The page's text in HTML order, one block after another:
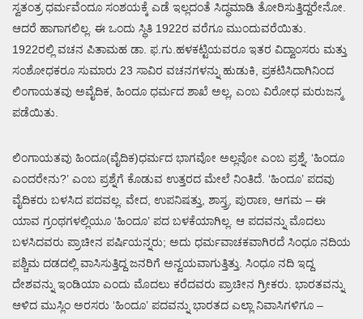
ಸ್ವತಂತ್ರ ಧರ್ಮವೆಂದೂ ಸಂಶಯಕ್ಕೆ ಎಡೆ ಇಲ್ಲದಂತೆ ಸಿದ್ಧಮಾಡಿ ತೋರಿಸುತ್ತಿದ್ದರೇನೋ.
ಆದರೆ ಹಾಗಾಗಲಿಲ್ಲ. ಈ ಒಂದು ಸ್ಥಿತಿ 1922ರ ವರೆಗೂ ಮುಂದುವರೆಯಿತು.
1922ರಲ್ಲಿ ವಚನ ಪಿತಾಮಹ ಡಾ. ಫ.ಗು.ಹಳಕಟ್ಟಿಯವರೂ ಇತರ ವಿದ್ವಾಂಸರು ಮತ್ತು
ಸಂಶೋಧಕರೂ ಸುಮಾರು 23 ಸಾವಿರ ವಚನಗಳನ್ನು ಹುಡುಕಿ, ಪ್ರಕಟಿಸಿದಾಗಿನಿಂದ
ಲಿಂಗಾಯತವು ಅವೈದಿಕ, ಹಿಂದೂ ಧರ್ಮದ ಶಾಖೆ ಅಲ್ಲ, ಎಂಬ ವಿರೋಧ ಮರುಜನ್ಮ
ಪಡೆಯಿತು.
ಲಿಂಗಾಯತವು ಹಿಂದೂ(ವೈದಿಕ)ಧರ್ಮದ ಭಾಗವೋ ಅಲ್ಲವೋ ಎಂಬ ಪ್ರಶ್ನೆ, ‘ಹಿಂದೂ
ಎಂದರೇನು?’ ಎಂಬ ಪ್ರಶ್ನೆಗೆ ಕೊಡುವ ಉತ್ತರದ ಮೇಲೆ ನಿಂತಿದೆ. ‘ಹಿಂದೂ’ ಪದವು
ವೈದಿಕರು ಬಳಸಿದ ಪದವಲ್ಲ. ವೇದ, ಉಪನಿಷತ್ತು, ಶಾಸ್ತ್ರ, ಪುರಾಣ, ಆಗಮ – ಈ
ಯಾವ ಗ್ರಂಥಗಳಲ್ಲಿಯೂ ‘ಹಿಂದೂ’ ಪದ ಬಳಕೆಯಾಗಿಲ್ಲ. ಆ ಪದವನ್ನು ಮೊದಲು
ಬಳಸಿದವರು ಪ್ರಾಚೀನ ಪರ್ಷಿಯನ್ನರು; ಅದು ಧರ್ಮವಾಚಕವಾಗಿರದೆ ಸಿಂಧೂ ನದಿಯ
ಪಶ್ಚಿಮ ದಡದಲ್ಲಿ ವಾಸಿಸುತ್ತಿದ್ದ ಜನರಿಗೆ ಅನ್ವಯವಾಗುತ್ತಿತ್ತು. ಸಿಂಧೂ ನದಿ ಇದ್ದ
ದೇಶವನ್ನು ಇಂಡಿಯಾ ಎಂದು ಮೊದಲು ಕರೆದವರು ಪ್ರಾಚೀನ ಗ್ರೀಕರು. ಭಾರತವನ್ನು
ಆಳಿದ ಮುಸ್ಲಿಂ ಅರಸರು ‘ಹಿಂದೂ’ ಪದವನ್ನು ಭಾರತದ ಎಲ್ಲಾ ನಿವಾಸಿಗಳಿಗೂ –